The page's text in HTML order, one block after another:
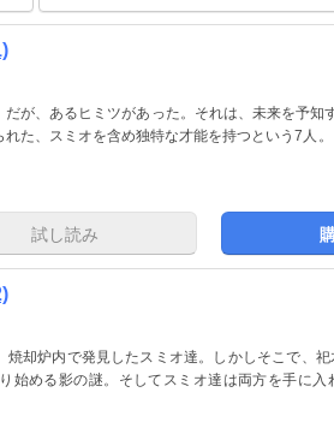
が、あるヒミツがあった。それは、未来を予
れた、スミオを含め独特な才能を持つという7人
試し読み
焼却炉内で発見したスミオ達。しかしそこで、
める影の謎。そしてスミオ達は両方を手に入